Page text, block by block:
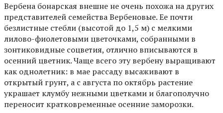
Вербена бонарская внешне не очень похожа на других
представителей семейства Вербеновые. Ее почти
безлистные стебли (высотой до 1,5 м) с мелкими
лилово-фиолетовыми цветочками, собранными в
зонтиковидные соцветия, отлично вписываются в
осенний цветник. Чаще всего эту вербену выращивают
как однолетник: в мае рассаду высаживают в
открытый грунт, а с августа по октябрь растение
украшает клумбу нежными цветками и благополучно
переносит кратковременные осенние заморозки.